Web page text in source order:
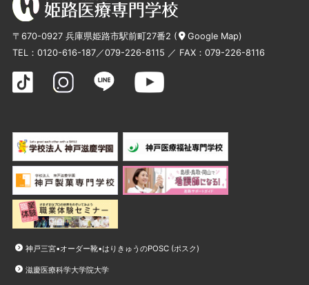
〒670-0927 兵庫県姫路市駅前町27番2 ( Google Map)
TEL： 0120-616-187／079-226-8115 ／ FAX：079-226-8116
神戸三宮•オーダー靴•はりきゅうのPOSC (ポスク)
滋慶医療科学大学院大学